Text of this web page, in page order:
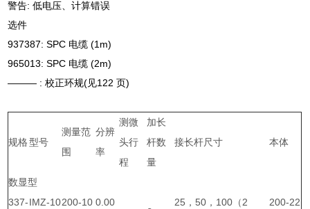
警告: 低电压、计算错误
选件
937387: SPC 电缆 (1m)
965013: SPC 电缆 (2m)
——— : 校正环规(见122 页)
规格 型号
测量范
围
分辨
率
测微
头行
程
加长
杆数
量
接长杆尺寸 本体
数显型
337-IMZ-10200-10 0.00
25，50，100（2
200-22